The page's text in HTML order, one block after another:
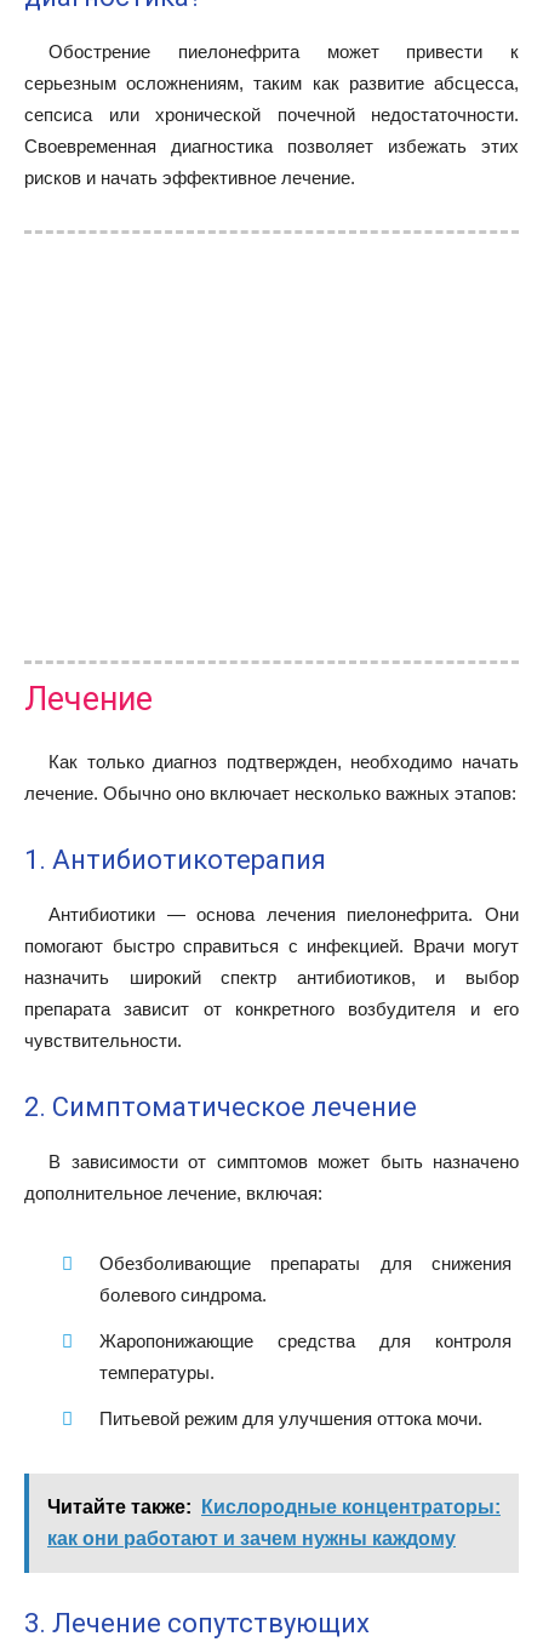
Обострение пиелонефрита может привести к
серьезным осложнениям, таким как развитие абсцесса,
сепсиса или хронической почечной недостаточности.
Своевременная диагностика позволяет избежать этих
рисков и начать эффективное лечение.
Лечение
Как только диагноз подтвержден, необходимо начать
лечение. Обычно оно включает несколько важных этапов:
1. Антибиотикотерапия
Антибиотики — основа лечения пиелонефрита. Они
помогают быстро справиться с инфекцией. Врачи могут
назначить широкий спектр антибиотиков, и выбор
препарата зависит от конкретного возбудителя и его
чувствительности.
2. Симптоматическое лечение
В зависимости от симптомов может быть назначено
дополнительное лечение, включая:
Обезболивающие препараты для снижения
болевого синдрома.
Жаропонижающие средства для контроля
температуры.
Питьевой режим для улучшения оттока мочи.
Читайте также:
Кислородные концентраторы:
как они работают и зачем нужны каждому
3. Лечение сопутствующих